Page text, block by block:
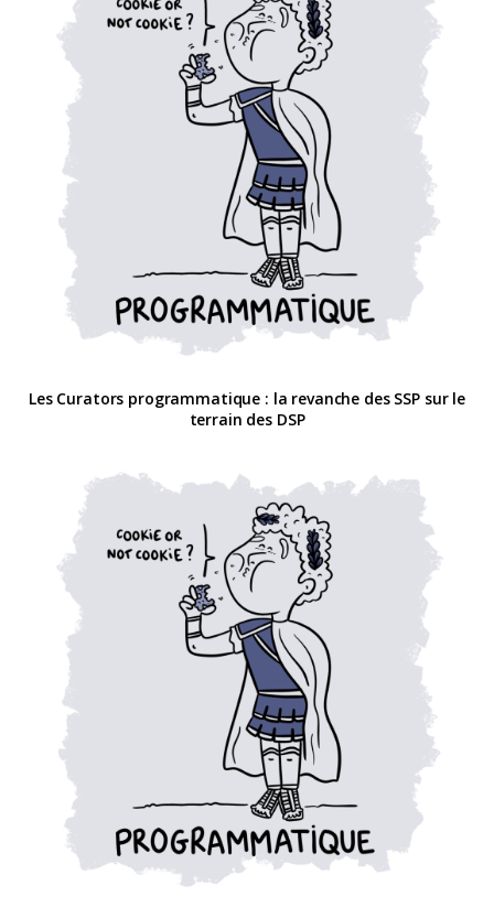
Les Curators programmatique : la revanche des SSP sur le
terrain des DSP